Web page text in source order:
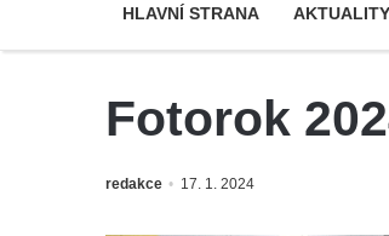
HLAVNÍ STRANA AKTUALITY
Fotorok
redakce 17. 1. 2024